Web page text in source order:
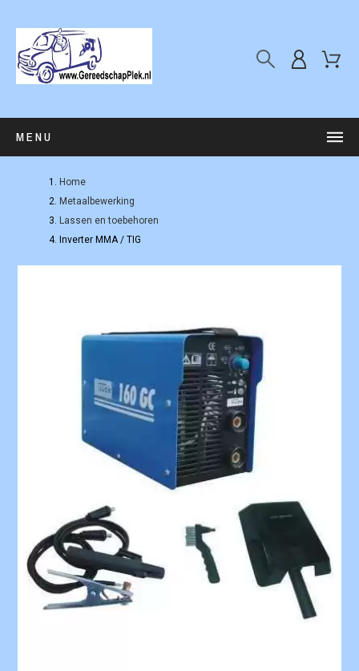
MENU
Home
Metaalbewerking
Lassen en toebehoren
Inverter MMA / TIG